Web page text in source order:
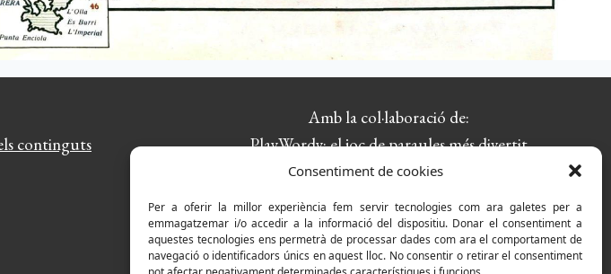
Consentiment de cookies
Per a oferir la millor experiència fem servir tecnologies com ara galetes per a
emmagatzemar i/o accedir a la informació del dispositiu. Donar el consentiment a
aquestes tecnologies ens permetrà de processar dades com ara el comportament de
navegació o identificadors únics en aquest lloc. No consentir o retirar el consentiment
continguts
Amb la col·laboració de:
PlayWordy: el joc de paraules més divertit